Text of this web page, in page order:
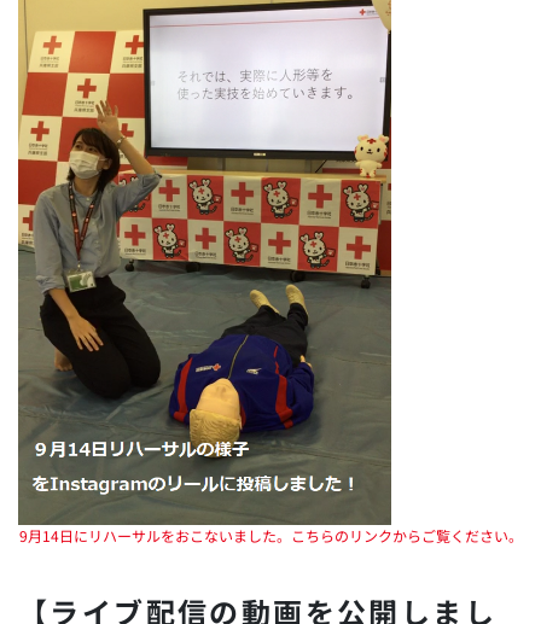
9月14日にリハーサルをおこないました。こちらのリンクからご覧ください。
【ライブ配信の動画を公開しまし